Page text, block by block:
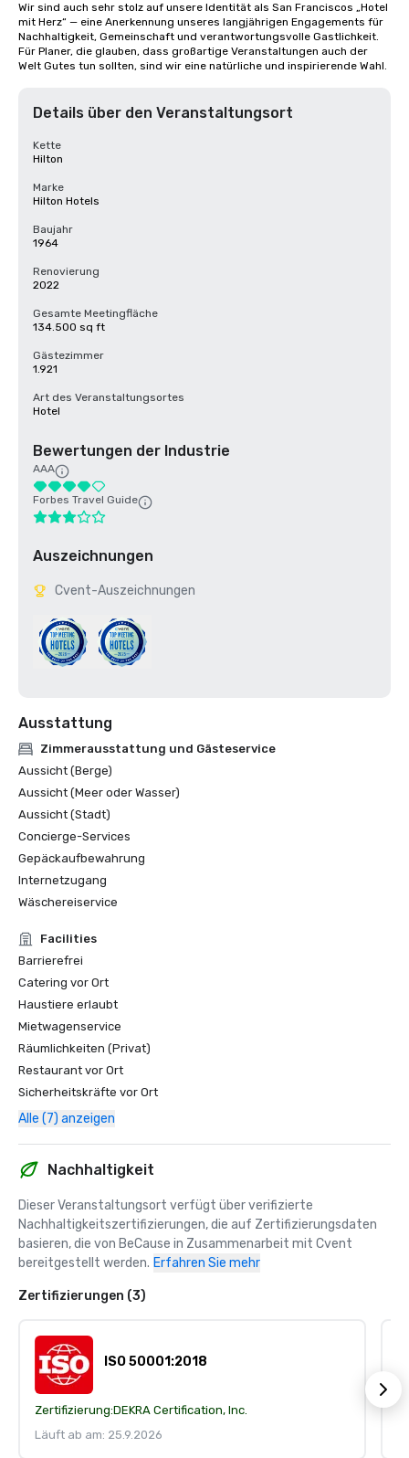
Wir sind auch sehr stolz auf unsere Identität als San Franciscos „Hotel
mit Herz“ — eine Anerkennung unseres langjährigen Engagements für
Nachhaltigkeit, Gemeinschaft und verantwortungsvolle Gastlichkeit.
Für Planer, die glauben, dass großartige Veranstaltungen auch der
Welt Gutes tun sollten, sind wir eine natürliche und inspirierende Wahl.
Details über den Veranstaltungsort
Kette
Hilton
Marke
Hilton Hotels
Baujahr
1964
Renovierung
2022
Gesamte Meetingfläche
134.500 sq ft
Gästezimmer
1.921
Art des Veranstaltungsortes
Hotel
Bewertungen der Industrie
AAA
Forbes Travel Guide
Auszeichnungen
Cvent-Auszeichnungen
Ausstattung
Zimmerausstattung und Gästeservice
Aussicht (Berge)
Aussicht (Meer oder Wasser)
Aussicht (Stadt)
Concierge-Services
Gepäckaufbewahrung
Internetzugang
Wäschereiservice
Facilities
Barrierefrei
Catering vor Ort
Haustiere erlaubt
Mietwagenservice
Räumlichkeiten (Privat)
Restaurant vor Ort
Sicherheitskräfte vor Ort
Alle (7) anzeigen
Nachhaltigkeit
Dieser Veranstaltungsort verfügt über verifizierte
Nachhaltigkeitszertifizierungen, die auf Zertifizierungsdaten
basieren, die von BeCause in Zusammenarbeit mit Cvent
bereitgestellt werden. Erfahren Sie mehr
Zertifizierungen (3)
ISO 50001:2018
Zertifizierung:DEKRA Certification, Inc.
Läuft ab am: 25.9.2026